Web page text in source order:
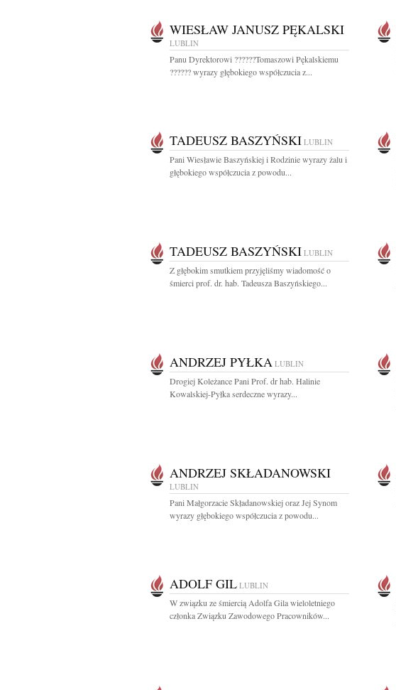
WIESŁAW JANUSZ PĘKALSKI
LUBLIN
Panu Dyrektorowi ??????Tomaszowi Pękalskiemu
?????? wyrazy głębokiego współczucia z...
TADEUSZ BASZYŃSKI LUBLIN
Pani Wiesławie Baszyńskiej i Rodzinie wyrazy żalu i
głębokiego współczucia z powodu...
TADEUSZ BASZYŃSKI LUBLIN
Z głębokim smutkiem przyjęliśmy wiadomość o
śmierci prof. dr. hab. Tadeusza Baszyńskiego...
ANDRZEJ PYŁKA LUBLIN
Drogiej Koleżance Pani Prof. dr hab. Halinie
Kowalskiej-Pyłka serdeczne wyrazy...
ANDRZEJ SKŁADANOWSKI
LUBLIN
Pani Małgorzacie Składanowskiej oraz Jej Synom
wyrazy głębokiego współczucia z powodu...
ADOLF GIL LUBLIN
W związku ze śmiercią Adolfa Gila wieloletniego
członka Związku Zawodowego Pracowników...